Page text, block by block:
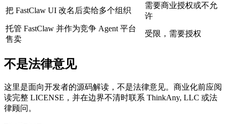
把 FastClaw UI 改名后卖给多个组织
需要商业授权或不允
许
托管 FastClaw 并作为竞争 Agent 平台
售卖
受限，需要授权
不是法律意见
这里是面向开发者的源码解读，不是法律意见。商业化前应阅
读完整 LICENSE，并在边界不清时联系 ThinkAny, LLC 或法
律顾问。